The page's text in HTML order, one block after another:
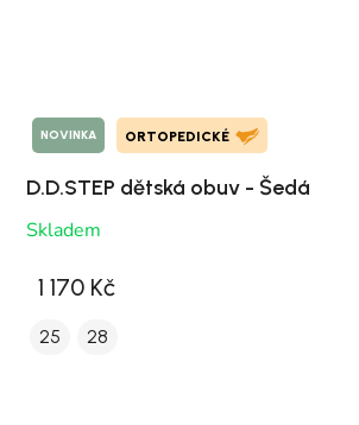
NOVINKA ORTOPEDICKÉ
D.D.STEP dětská obuv - Šedá
Skladem
1 170 Kč
25 28